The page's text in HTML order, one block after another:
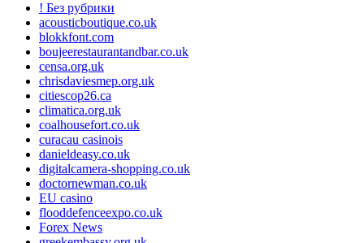
! Без рубрики
acousticboutique.co.uk
blokkfont.com
boujeerestaurantandbar.co.uk
censa.org.uk
chrisdaviesmep.org.uk
citiescop26.ca
climatica.org.uk
coalhousefort.co.uk
curacau casinois
danieldeasy.co.uk
digitalcamera-shopping.co.uk
doctornewman.co.uk
EU casino
flooddefenceexpo.co.uk
Forex News